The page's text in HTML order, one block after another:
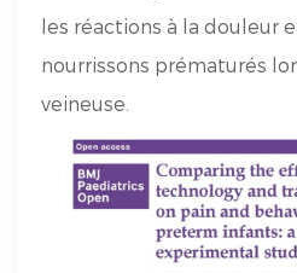
les réactions à la douleur
nourrissons prématurés
veineuse.